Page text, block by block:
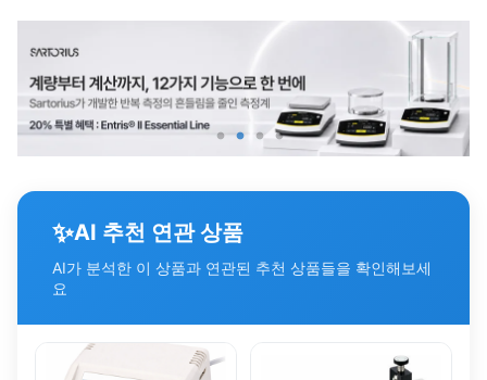
✨AI 추천 연관 상품
AI가 분석한 이 상품과 연관된 추천 상품들을 확인해보세
요